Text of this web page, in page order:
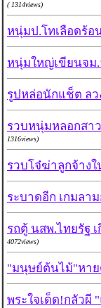
( 1314views)
หนุ่มป.โทเลือดร้
หนุ่มใหญ่เขียนจม
รูปหล่อนักแช็ต ล
รวบหนุ่มหลอกสา
1316views)
รวบโจ๋ฆ่าลูกจ้าง
ระบาดอีก เกมลา
รถตู้ นสพ.ไทยรัฐ
4072views)
"มนุษย์ต้นไม้"หา
พระใจเด็ด!กลัวผี